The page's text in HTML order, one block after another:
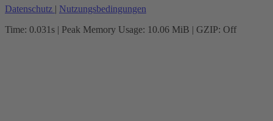
Datenschutz | Nutzungsbedingungen
Time: 0.031s | Peak Memory Usage: 10.06 MiB | GZIP: Off